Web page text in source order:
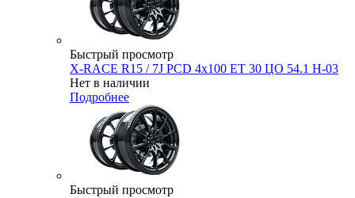
Быстрый просмотр
X-RACE R15 / 7J PCD 4x100 ЕТ 30 ЦО 54.1 H-03
Нет в наличии
Подробнее
Быстрый просмотр